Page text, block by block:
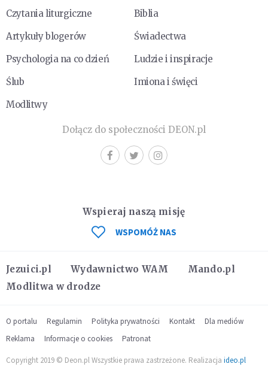
Czytania liturgiczne
Biblia
Artykuły blogerów
Świadectwa
Psychologia na co dzień
Ludzie i inspiracje
Ślub
Imiona i święci
Modlitwy
Dołącz do społeczności DEON.pl
Jezuici.pl Wydawnictwo WAM
Mando.pl
Modlitwa w drodze
Wspieraj naszą misję
WSPOMÓŻ NAS
O portalu Regulamin Polityka prywatności Kontakt
Dla mediów
Reklama
Informacje o cookies Patronat
Copyright 2019 © Deon.pl Wszystkie prawa zastrzeżone. Realizacja ideo.pl